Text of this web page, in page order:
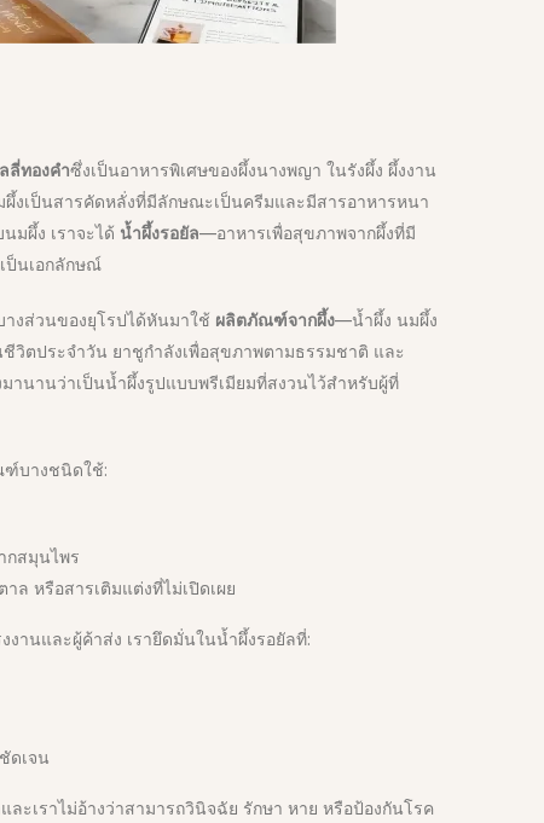
ลี่ทองคำซึ่งเป็นอาหารพิเศษของผึ้งนางพญา ในรังผึ้ง ผึ้งงาน
งเป็นสารคัดหลั่งที่มีลักษณะเป็นครีมและมีสารอาหารหนา
มผึ้ง เราจะได้ น้ำผึ้งรอยัล—อาหารเพื่อสุขภาพจากผึ้งที่มี
ป็นเอกลักษณ์
งส่วนของยุโรปได้หันมาใช้ ผลิตภัณฑ์จากผึ้ง—น้ำผึ้ง นมผึ้ง
วิตประจำวัน ยาชูกำลังเพื่อสุขภาพตามธรรมชาติ และ
านานว่าเป็นน้ำผึ้งรูปแบบพรีเมียมที่สงวนไว้สำหรับผู้ที่
ฑ์บางชนิดใช้:
กสมุนไพร
ล หรือสารเติมแต่งที่ไม่เปิดเผย
งานและผู้ค้าส่ง เรายึดมั่นในน้ำผึ้งรอยัลที่:
ดเจน
ละเราไม่อ้างว่าสามารถวินิจฉัย รักษา หาย หรือป้องกันโรค